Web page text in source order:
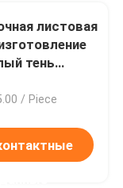
листовая
тень
/ Piece